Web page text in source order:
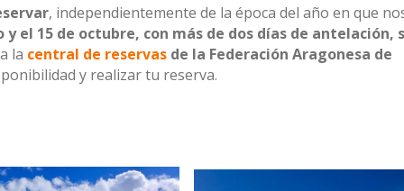
, independientemente de la época del año en que
y el 15 de octubre, con más de dos días de antelación,
la central de reservas de la Federación Aragonesa de
y realizar tu reserva.